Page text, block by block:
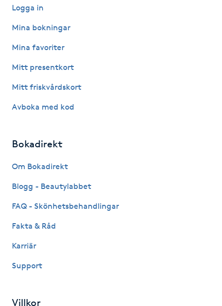
Herrklippning
Hot Stone Massage
Hudföryngring
Hyaluronsyra
Logga in
Mina bokningar
Mina favoriter
Mitt presentkort
Mitt friskvårdskort
Avboka med kod
Bokadirekt
Om Bokadirekt
Blogg - Beautylabbet
FAQ - Skönhetsbehandlingar
Fakta & Råd
Karriär
Support
Villkor